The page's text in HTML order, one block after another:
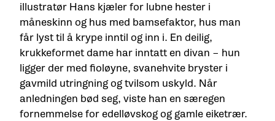
illustratør Hans kjæler for lubne hester i
måneskinn og hus med bamsefaktor, hus man
får lyst til å krype inntil og inn i. En deilig,
krukkeformet dame har inntatt en divan – hun
ligger der med fioløyne, svanehvite bryster i
gavmild utringning og tvilsom uskyld. Når
anledningen bød seg, viste han en særegen
fornemmelse for edelløvskog og gamle eiketrær.